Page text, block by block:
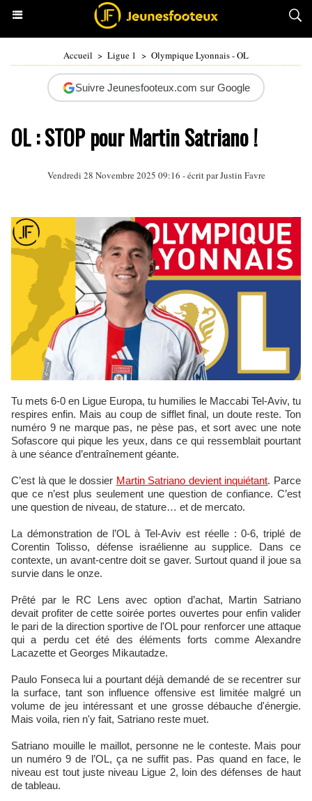
Accueil > Ligue 1 > Olympique Lyonnais - OL
Suivre Jeunesfooteux.com sur Google
OL : STOP pour Martin Satriano !
Vendredi 28 Novembre 2025 09:16 - écrit parJustin Favre
Tu mets 6-0 en Ligue Europa, tu humilies le Maccabi Tel-Aviv, tu
respires enfin. Mais au coup de sifflet final, un doute reste. Ton
numéro 9 ne marque pas, ne pèse pas, et sort avec une note
Sofascore qui pique les yeux, dans ce qui ressemblait pourtant
à une séance d’entraînement géante.
C’est là que le dossier Martin Satriano devient inquiétant. Parce
que ce n’est plus seulement une question de confiance. C’est
une question de niveau, de stature… et de mercato.
La démonstration de l’OL à Tel-Aviv est réelle : 0-6, triplé de
Corentin Tolisso, défense israélienne au supplice. Dans ce
contexte, un avant-centre doit se gaver. Surtout quand il joue sa
survie dans le onze.
Prêté par le RC Lens avec option d’achat, Martin Satriano
devait profiter de cette soirée portes ouvertes pour enfin valider
le pari de la direction sportive de l'OL pour renforcer une attaque
qui a perdu cet été des éléments forts comme Alexandre
Lacazette et Georges Mikautadze.
Paulo Fonseca lui a pourtant déjà demandé de se recentrer sur
la surface, tant son influence offensive est limitée malgré un
volume de jeu intéressant et une grosse débauche d'énergie.​
Mais voila, rien n'y fait, Satriano reste muet.
Satriano mouille le maillot, personne ne le conteste. Mais pour
un numéro 9 de l’OL, ça ne suffit pas. Pas quand en face, le
niveau est tout juste niveau Ligue 2, loin des défenses de haut
de tableau.